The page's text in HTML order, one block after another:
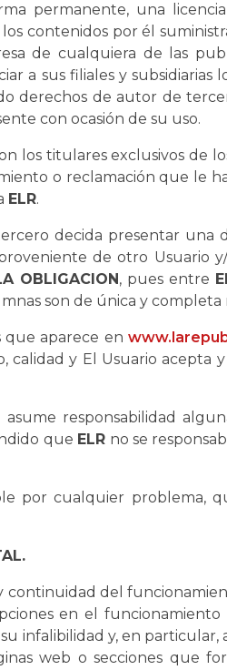
permanente, una licencia
contenidos por él
de cualquiera de las
a sus filiales y subsidiarias
derechos de autor de
con ocasión de su uso.
los titulares exclusivos de
o reclamación que le
ELR.
decida presentar una
de otro Usuario
OBLIGACION, pues entre
son de única y
que aparece en
calidad y El Usuario
responsabilidad
que ELR no se
por cualquier problema,
continuidad del
en el funcionamiento
infalibilidad y, en
web o secciones que